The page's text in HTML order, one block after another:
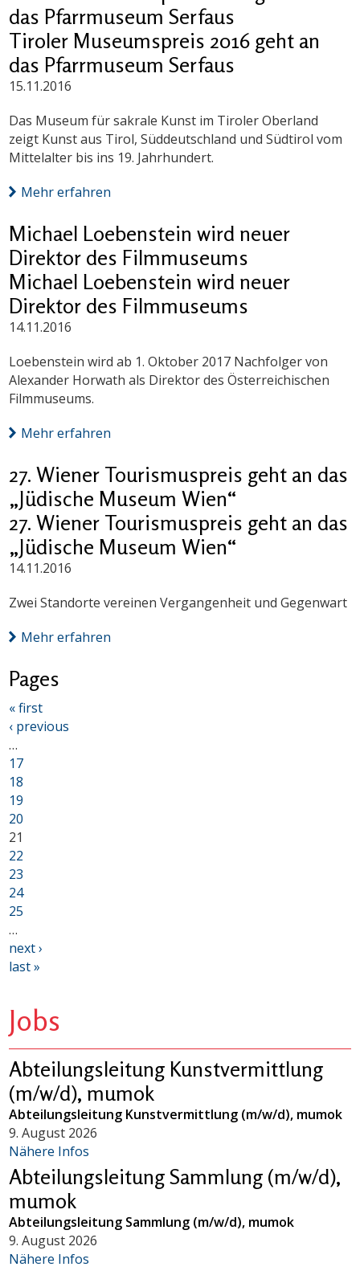
das Pfarrmuseum Serfaus
Tiroler Museumspreis 2016 geht an
das Pfarrmuseum Serfaus
15.11.2016
Das Museum für sakrale Kunst im Tiroler Oberland
zeigt Kunst aus Tirol, Süddeutschland und Südtirol vom
Mittelalter bis ins 19. Jahrhundert.
Mehr erfahren
Michael Loebenstein wird neuer
Direktor des Filmmuseums
Michael Loebenstein wird neuer
Direktor des Filmmuseums
14.11.2016
Loebenstein wird ab 1. Oktober 2017 Nachfolger von
Alexander Horwath als Direktor des Österreichischen
Filmmuseums.
Mehr erfahren
27. Wiener Tourismuspreis geht an das
„Jüdische Museum Wien“
27. Wiener Tourismuspreis geht an das
„Jüdische Museum Wien“
14.11.2016
Zwei Standorte vereinen Vergangenheit und Gegenwart
Mehr erfahren
Pages
« first
‹ previous
…
17
18
19
20
21
22
23
24
25
…
next ›
last »
Jobs
Abteilungsleitung Kunstvermittlung
(m/w/d), mumok
Abteilungsleitung Kunstvermittlung (m/w/d), mumok
9. August 2026
Nähere Infos
Abteilungsleitung Sammlung (m/w/d),
mumok
Abteilungsleitung Sammlung (m/w/d), mumok
9. August 2026
Nähere Infos